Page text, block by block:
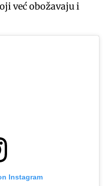
već obožavaju i
Instagram